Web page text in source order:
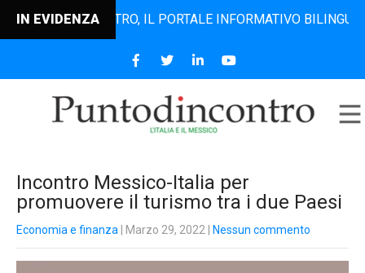
IN EVIDENZA IL PORTALE INFORMATIVO BILINGUE
Incontro Messico-Italia per
promuovere il turismo tra i due Paesi
Economia e finanza | Marzo 29, 2022 Nessun commento